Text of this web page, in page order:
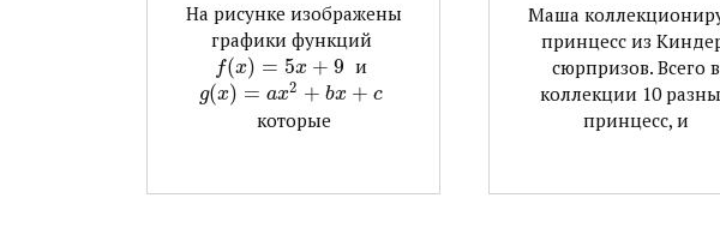
На рисунке изображены
графики функций ​
f(x) = 5x + 9 ​ и ​
g(x) = ax2 + bx + c​
которые
Маша
принцесс из
сюрпризов. Всего в
коллекции 10
принцесс, и